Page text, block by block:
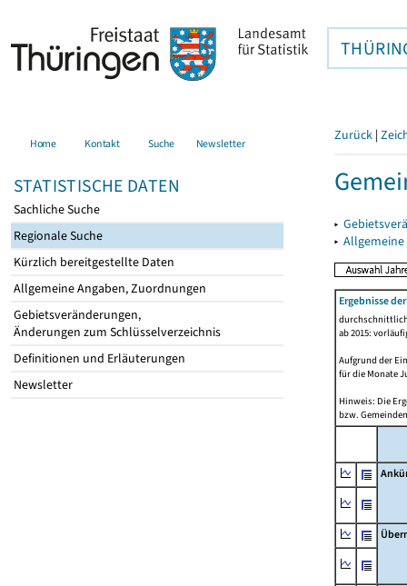
Home Kontakt Suche Newsletter
STATISTISCHE DATEN
Sachliche Suche
Regionale Suche
Kürzlich bereitgestellte Daten
Allgemeine Angaben, Zuordnungen
Gebietsveränderungen,
Änderungen zum Schlüsselverzeichnis
Definitionen und Erläuterungen
Newsletter
Zurück |
▸
▸
Ergebnisse
ab 2015:
Aufgrund der
für die Monate
Hinweis: Die
bzw.